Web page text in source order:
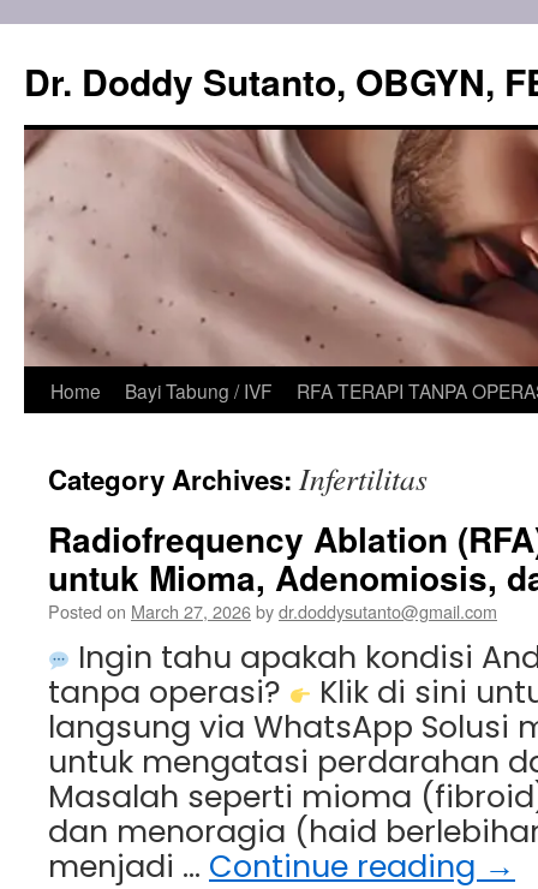
content
Dr. Doddy Sutanto, OBGYN,
Home Bayi Tabung / IVF RFA TERAPI TANPA
Category Archives: Infertilitas
Radiofrequency Ablation
untuk Mioma, Adenomiosis,
Posted on March 27, 2026bydr.doddysutanto@gmail.com
Ingin tahu apakah kondisi
tanpa operasi?
Klik di sini
langsung via WhatsApp Solusi
untuk mengatasi perdarahan
Masalah seperti mioma
dan menoragia (haid
menjadi … Continue reading →